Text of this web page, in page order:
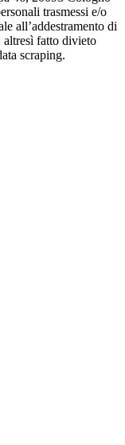
trasmessi e/o
all’addestramento di
altresì fatto divieto
scraping.